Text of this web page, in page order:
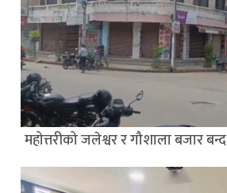
महोत्तरीको जलेश्वर र गौशाला बजार बन्द